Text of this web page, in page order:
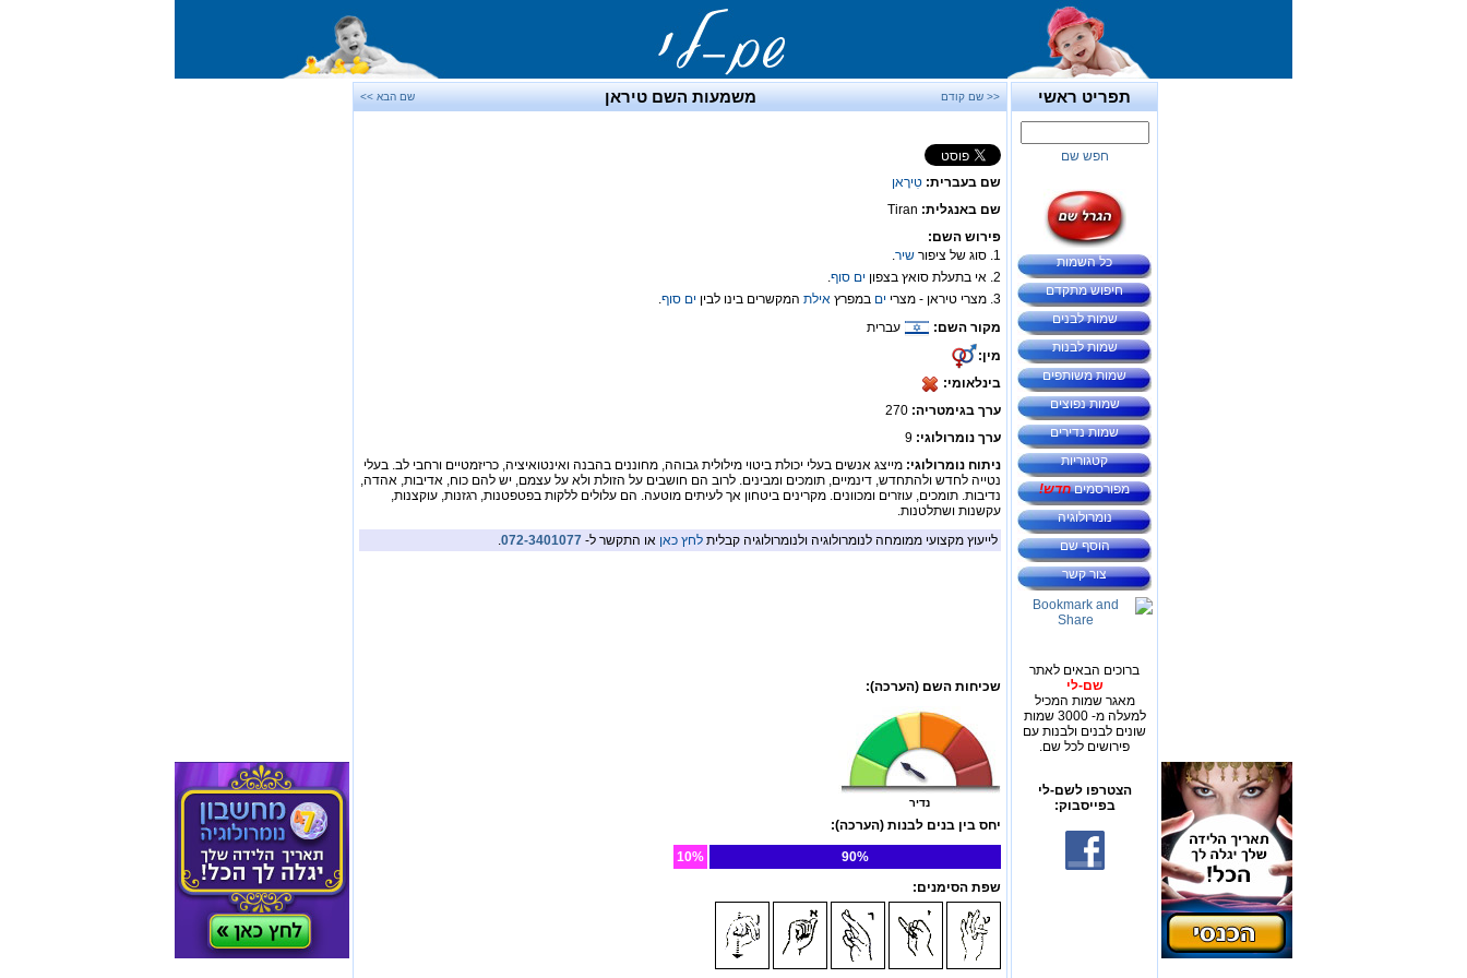
תפריט ראשי
חפש שם
כל השמות
חיפוש מתקדם
שמות לבנים
שמות לבנות
שמות משותפים
שמות נפוצים
שמות נדירים
קטגוריות
מפורסמיםחדש!
נומרולוגיה
הוסף שם
צור קשר
ברוכים הבאים לאתר
שם-לי
מאגר שמות המכיל
למעלה מ- 3000 שמות
שונים לבנים ולבנות עם
פירושים לכל שם.
הצטרפו לשם-לי
בפייסבוק:
<< שם קודם משמעות השם טיראן שם הבא >>
שם בעברית: טִירָאן
שם באנגלית: Tiran
פירוש השם:
1. סוג של ציפור
שיר.
2. אי בתעלת סואץ בצפון
ים סוף.
3. מצרי טיראן - מצרי
ים במפרץ אילת המקשרים בינו לבין ים סוף.
מקור השם:
עברית
מין:
בינלאומי:
ערך בגימטריה:
ערך נומרולוגי: 9
ניתוח נומרולוגי: מייצג אנשים בעלי יכולת ביטוי מילולית גבוהה, מחוננים בהבנה ואינטואיציה, כריזמטיים ורחבי לב. בעלי
נטייה לחדש ולהתחדש, דינמיים, תומכים ומבינים. לרוב הם חושבים על הזולת ולא על עצמם, יש להם כוח, אדיבות, אהדה,
נדיבות. תומכים, עוזרים ומכוונים. מקרינים ביטחון אך לעיתים מוטעה. הם עלולים ללקות בפטפטנות, רגזנות, עוקצנות,
עקשנות ושתלטנות.
לייעוץ מקצועי ממומחה לנומרולוגיה ולנומרולוגיה קבלית לחץ כאן או התקשר ל- 072-3401077
.
שכיחות השם (הערכה):
נדיר
יחס בין בנים לבנות (הערכה):
90%
10%
שפת הסימנים: